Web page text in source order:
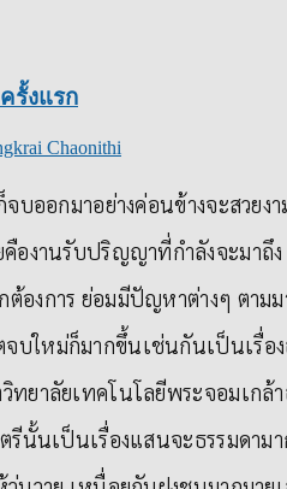
รั้งแรก
Chaonithi
ออกมาอย่างค่อนข้างจะสวยงา
องานรับปริญญาที่กำลังจะมาถึง
งการ ย่อมมีปัญหาต่างๆ ตามม
ใหม่ก็มากขึ้นเช่นกันเป็นเรื่อง
ยาลัยเทคโนโลยีพระจอมเกล้
นั้นเป็นเรื่องแสนจะธรรมดามา